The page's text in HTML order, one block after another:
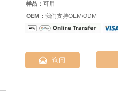
样品：可用
OEM： 我们支持OEM/ODM
 询问